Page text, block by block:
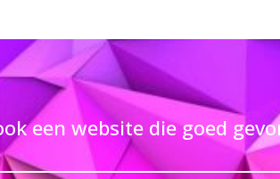
een website die goed